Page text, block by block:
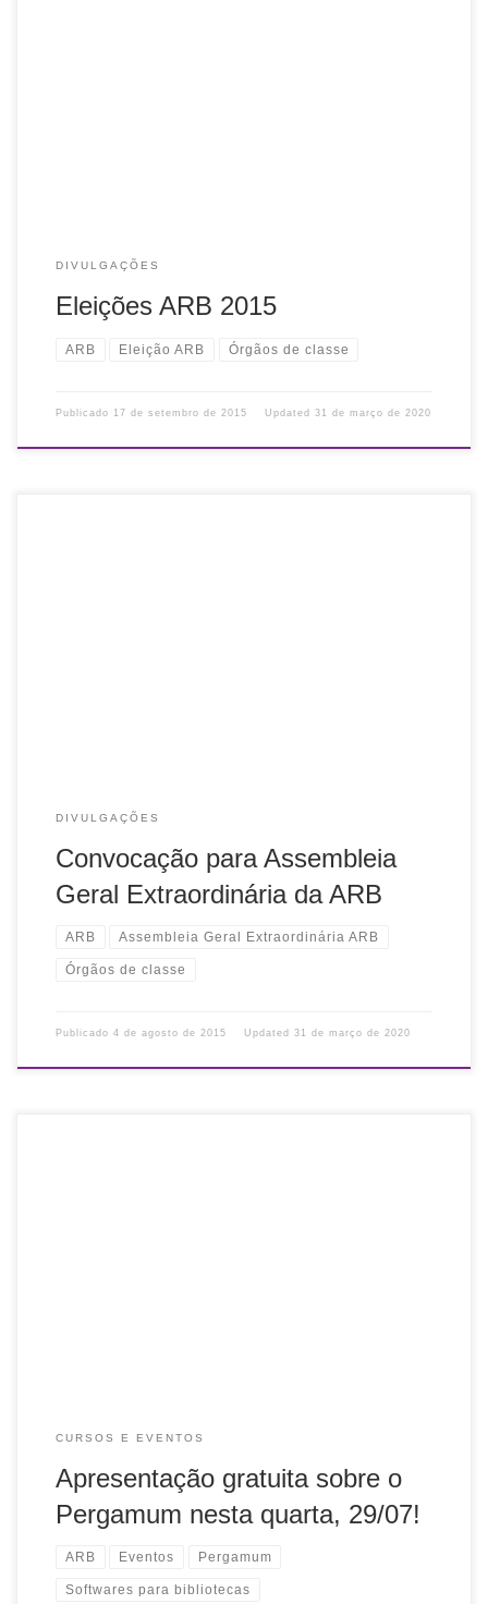
DIVULGAÇÕES
Eleições ARB 2015
ARB Eleição ARB Órgãos de classe
Publicado 17 de setembro de 2015 Updated 31 de março de 2020
DIVULGAÇÕES
Convocação para Assembleia
Geral Extraordinária da ARB
ARB Assembleia Geral Extraordinária ARB
Órgãos de classe
Publicado 4 de agosto de 2015 Updated 31 de março de 2020
CURSOS E EVENTOS
Apresentação gratuita sobre o
Pergamum nesta quarta, 29/07!
ARB Eventos Pergamum
Softwares para bibliotecas